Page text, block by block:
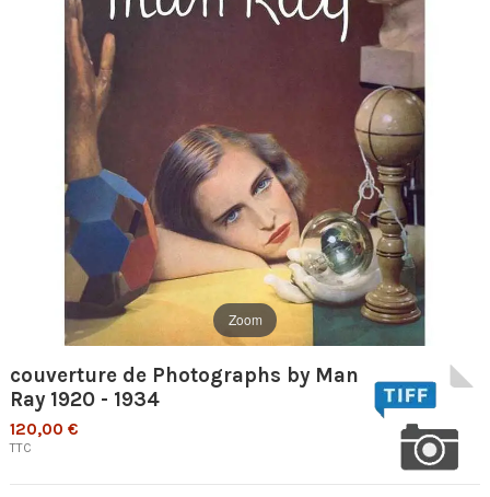
Zoom
couverture de Photographs by Man
Ray 1920 - 1934
120,00 €
TTC